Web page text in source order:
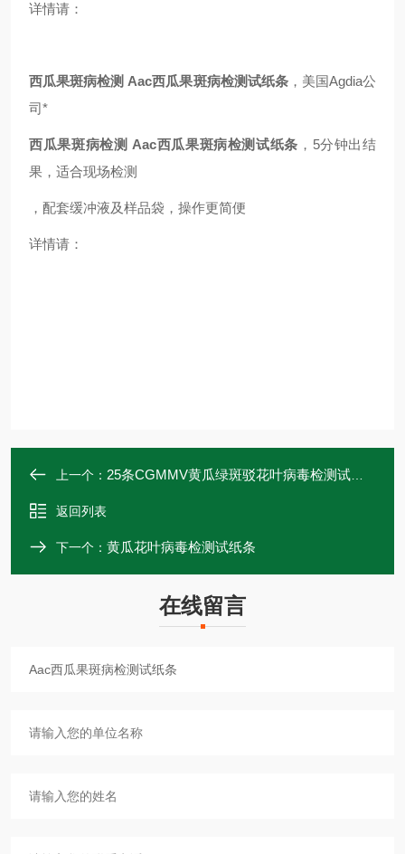
详情请：
西瓜果斑病检测 Aac西瓜果斑病检测试纸条，美国Agdia公
司*
西瓜果斑病检测 Aac西瓜果斑病检测试纸条 ，5分钟出结
果，适合现场检测
，配套缓冲液及样品袋，操作更简便
详情请：
上一个： 25条CGMMV黄瓜绿斑驳花叶病毒检测试纸条
返回列表
下一个： 黄瓜花叶病毒检测试纸条
在线留言